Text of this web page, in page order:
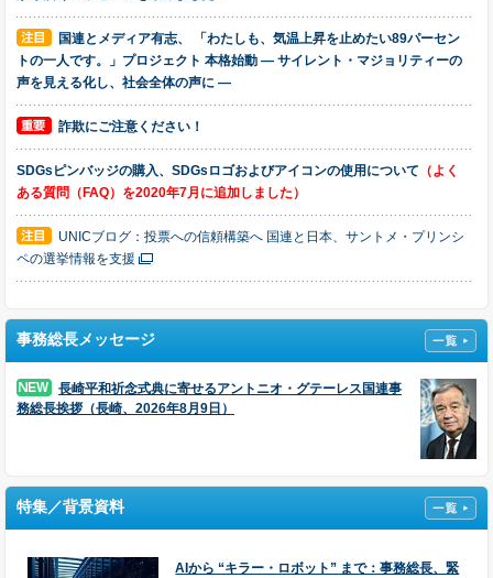
国連とメディア有志、 「わたしも、気温上昇を止めたい89パーセン
トの一人です。」プロジェクト 本格始動 ― サイレント・マジョリティーの
声を見える化し、社会全体の声に ―
詐欺にご注意ください！
SDGsピンバッジの購入、SDGsロゴおよびアイコンの使用について （よく
ある質問（FAQ）を2020年7月に追加しました）
UNICブログ：投票への信頼構築へ 国連と日本、サントメ・プリンシ
ペの選挙情報を支援
記事・日本語訳）
国連広報センターの広報誌『Dateline UN』最新号 Vol.111 ができ上りまし
気候危機：国連事務総長、クリーンエネルギーへの移行に向けた解決策の青
10年以上にわたり成果を上げてきたSDGs ― 世界は今こそ有効な施策を緊急
事務総長メッセージ
長崎平和祈念式典に寄せるアントニオ・グテーレス国連事
務総長挨拶（長崎、2026年8月9日）
特集／背景資料
AIから “キラー・ロボット” まで：事務総長、緊